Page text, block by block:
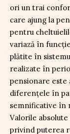
ori un trai
care ajung la
pentru
variază în
plătite în
realizate în
pensionare este
diferențele în
semnificative în
Valorile
privind puterea